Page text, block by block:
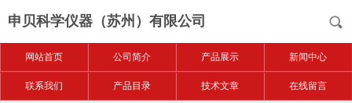
申贝科学仪器（苏州）有限公司
网站首页 公司简介 产品展示 新闻中心
联系我们 产品目录 技术文章 在线留言